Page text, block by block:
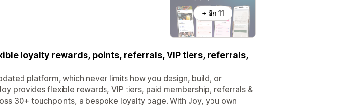
+ อีก 11
loyalty rewards, points, referrals, VIP tiers, referrals,
platform, which never limits how you design, build, or
provides flexible rewards, VIP tiers, paid membership, referrals &
30+ touchpoints, a bespoke loyalty page. With Joy, you own